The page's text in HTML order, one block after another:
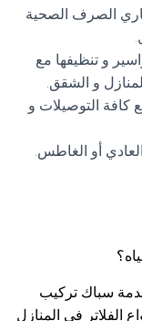
الصرف الصحية
و تنظيفها مع
و الشقق.
التوصيلات و
أو الغاطس.
خدمة سباك تركيب
الفلاتر في المنازل